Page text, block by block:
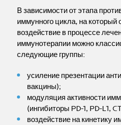
В зависимости от этапа
иммунного цикла, на который
воздействие в процессе
иммунотерапии можно
следующие группы:
усиление презентации
вакцины);
модуляция активности
(ингибиторы PD-1, PD-L1,
воздействие на кинетику